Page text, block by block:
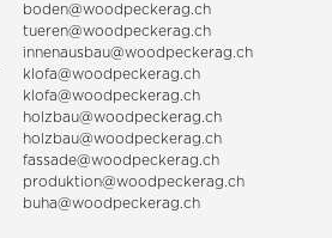
boden@woodpeckerag.ch
tueren@woodpeckerag.ch
innenausbau@woodpeckerag.ch
klofa@woodpeckerag.ch
klofa@woodpeckerag.ch
holzbau@woodpeckerag.ch
holzbau@woodpeckerag.ch
fassade@woodpeckerag.ch
produktion@woodpeckerag.ch
buha@woodpeckerag.ch